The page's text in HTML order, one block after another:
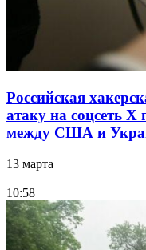
Российская
атаку на соцсеть Х
между США и
13 марта
10:58